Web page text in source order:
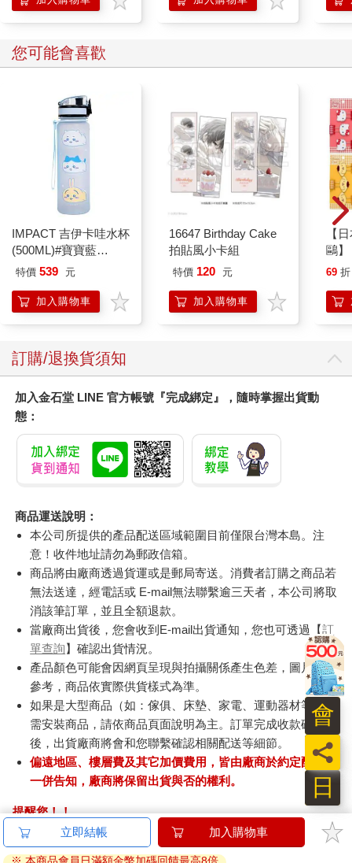
您可能會喜歡
IMPACT 吉伊卡哇水杯
(500ML)#寶寶藍
IMCHB01LB
特價 539 元
加入購物車
16647 Birthday Cake
拍貼風小卡組
特價 120 元
加入購物車
【
鷗
(8款
企鵝
69 折
訂購/退換貨須知
加入金石堂 LINE 官方帳號『完成綁定』，隨時掌握出貨動
態：
商品運送說明：
本公司所提供的產品配送區域範圍目前僅限台灣本島。注
意！收件地址請勿為郵政信箱。
商品將由廠商透過貨運或是郵局寄送。消費者訂購之商品若
無法送達，經電話或 E-mail無法聯繫逾三天者，本公司將取
消該筆訂單，並且全額退款。
當廠商出貨後，您會收到E-mail出貨通知，您也可透過【訂
單查詢】確認出貨情況。
產品顏色可能會因網頁呈現與拍攝關係產生色差，圖片僅供
參考，商品依實際供貨樣式為準。
如果是大型商品（如：傢俱、床墊、家電、運動器材等）及
需安裝商品，請依商品頁面說明為主。訂單完成收款確認
後，出貨廠商將會和您聯繫確認相關配送等細節。
偏遠地區、樓層費及其它加價費用，皆由廠商於約定配送時
一併告知，廠商將保留出貨與否的權利。
提醒您！！
金石堂及銀行均不會請您操作ATM! 如接獲電話要求您前往
ATM提款機，請不要聽從指示，以免受騙上當！
日
員
會